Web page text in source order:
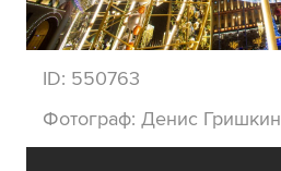
ID: 550763
Фотограф: Денис Гришкин